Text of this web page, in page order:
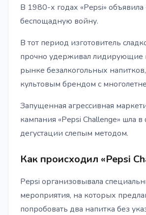
В 1980-х годах «Pepsi» объявила
беспощадную войну.
В тот период изготовитель
прочно удерживал лидирующие
рынке безалкогольных напитков,
культовым брендом с
Запущенная агрессивная
кампания «Pepsi Challenge» шла
дегустации слепым методом.
Как происходил «Pepsi
Pepsi организовывала
мероприятия, на которых
попробовать два напитка без